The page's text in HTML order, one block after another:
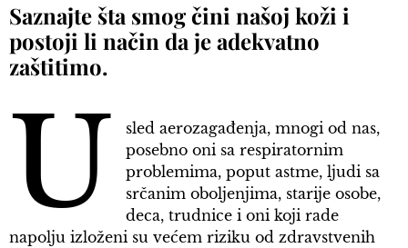
Saznajte šta smog čini našoj koži i
postoji li način da je adekvatno
zaštitimo.
U
sled aerozagađenja, mnogi od nas,
posebno oni sa respiratornim
problemima, poput astme, ljudi sa
srčanim oboljenjima, starije osobe,
deca, trudnice i oni koji rade
napolju izloženi su većem riziku od zdravstvenih